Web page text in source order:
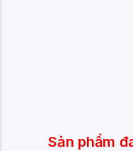
Sản phẩm